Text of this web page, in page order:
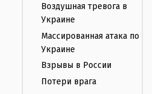
Воздушная тревога в
Украине
Массированная атака по
Украине
Взрывы в России
Потери врага